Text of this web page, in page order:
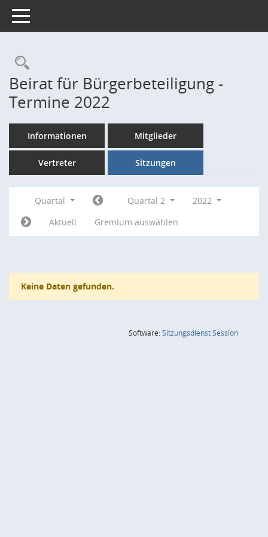
Toggle navigation
Rechercheauswahl
Beirat für Bürgerbeteiligung -
Termine 2022
Informationen Mitglieder
Vertreter Sitzungen
Quartal Quartal 2
2022
Aktuell
Gremium auswählen
Keine Daten gefunden.
Software:SitzungsdienstSession(Wird in